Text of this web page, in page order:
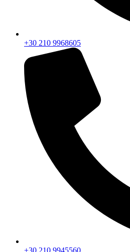
+30 210 9968605
+30 210 9945560